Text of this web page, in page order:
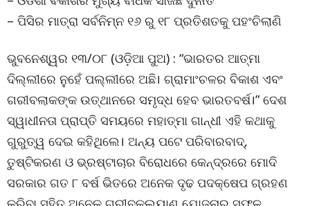
– ପିସିର ମାତ୍ରା ସର୍ବନିମ୍ନ ୧୬ ରୁ ୧୮ ପ୍ରତିଶତକୁ ପହଂଚିଲାଣି
ଭୁବନେଶ୍ୱର ୧୩/୦୮ (ଓଡ଼ିଆ ପୁଅ) : “ଭାରତର ଆତ୍ମା
ଦିଲ୍ଲୀରେ ନୁହେଁ ପଲ୍ଲୀରେ ଅଛି। ଗ୍ରାମାଂଚଳର ବିକାଶ ଏବଂ
ଗରୀବଲାକଙ୍କ ଉତ୍‌ଥାନରେ ସମୃଦ୍ଧ ହେବ ଭାରତବର୍ଷ।” ଦେଶ
ସ୍ୱାଧୀନତା ପ୍ରାପ୍ତି ସମୟରେ ମହାତ୍ମା ଗାନ୍ଧୀ ଏହି କଥାକୁ
ଗୁରୁତ୍ୱ ଦେଇ କହିଥିଲେ। ଅନ୍ୟ ପଟେ ପରିବାରବାଦ୍‌,
ତୁଷ୍ଟିକରଣ ଓ ଭ୍ରଷ୍ଟାଚାର ବିରୋଧରେ କେନ୍ଦ୍ରରେ ମୋଦି
ସରକାର ଗତ ୮ ବର୍ଷ ଭିତରେ ଅନେକ ଦୃଢ ପଦକ୍ଷେପ ଗ୍ରହଣ